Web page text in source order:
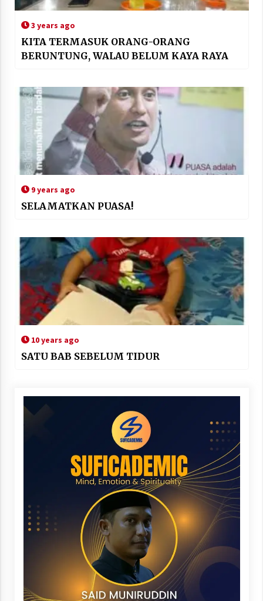
3 years ago
KITA TERMASUK ORANG-ORANG
BERUNTUNG, WALAU BELUM KAYA RAYA
9 years ago
SELAMATKAN PUASA!
10 years ago
SATU BAB SEBELUM TIDUR